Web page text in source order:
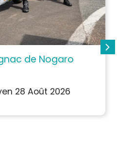
de Nogaro
28 Août 2026